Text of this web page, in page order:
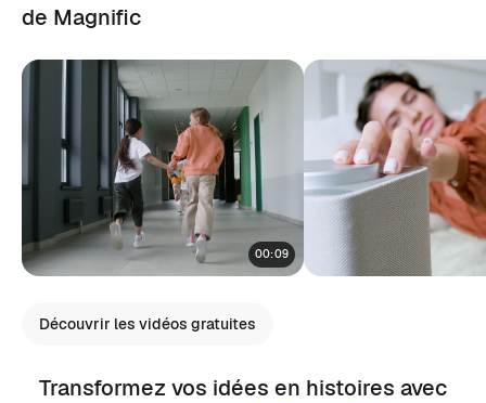
de Magnific
00:09
Découvrir les vidéos gratuites
Transformez vos idées en histoires avec